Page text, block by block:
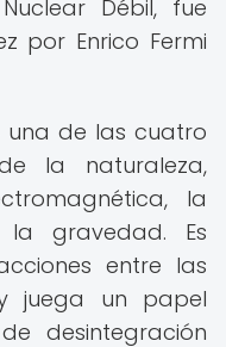
Débil, fue
por Enrico Fermi
una de las cuatro
la naturaleza,
la
gravedad. Es
entre las
juega un papel
desintegración